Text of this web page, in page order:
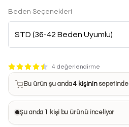
Beden Seçenekleri
4 değerlendirme
Bu ürün şu anda4 kişininsepetinde
Bu ürünü 20 kişi favorilerine ekledi
Şu anda 1 kişi bu ürünü inceliyor